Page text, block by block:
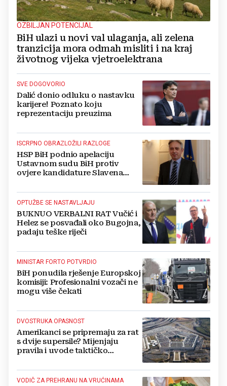
OZBILJAN POTENCIJAL
BiH ulazi u novi val ulaganja, ali zelena
tranzicija mora odmah misliti i na kraj
životnog vijeka vjetroelektrana
SVE DOGOVORIO
Dalić donio odluku o nastavku
karijere! Poznato koju
reprezentaciju preuzima
ISCRPNO OBRAZLOŽILI RAZLOGE
HSP BiH podnio apelaciju
Ustavnom sudu BiH protiv
ovjere kandidature Slavena
OPTUŽBE SE NASTAVLJAJU
BUKNUO VERBALNI RAT Vučić i
Helez se posvađali oko Bugojna,
padaju teške riječi
MINISTAR FORTO POTVRDIO
BiH ponudila rješenje Europskoj
komisiji: Profesionalni vozači ne
mogu više čekati
DVOSTRUKA OPASNOST
Amerikanci se pripremaju za rat
s dvije supersile? Mijenjaju
pravila i uvode taktičko
VODIČ ZA PREHRANU NA VRUĆINAMA